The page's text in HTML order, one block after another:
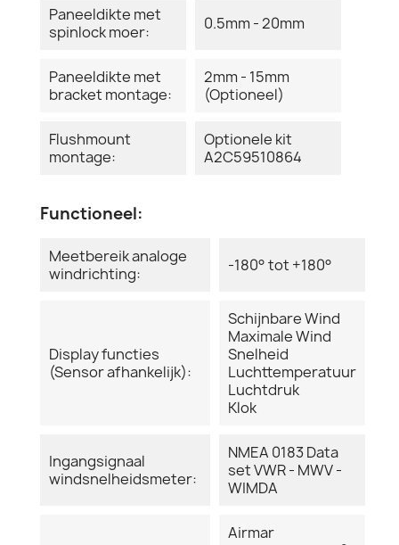
Paneeldikte met
spinlock moer:
0.5mm - 20mm
Paneeldikte met
bracket montage:
2mm - 15mm
(Optioneel)
Flushmount
montage:
Optionele kit
A2C59510864
Functioneel:
Meetbereik analoge
windrichting:
-180° tot +180°
Display functies
(Sensor afhankelijk):
Schijnbare Wind
Maximale Wind
Snelheid
Luchttemperatuur
Luchtdruk
Klok
Ingangsignaal
windsnelheidsmeter:
NMEA 0183 Data
set VWR - MWV -
WIMDA
Airmar